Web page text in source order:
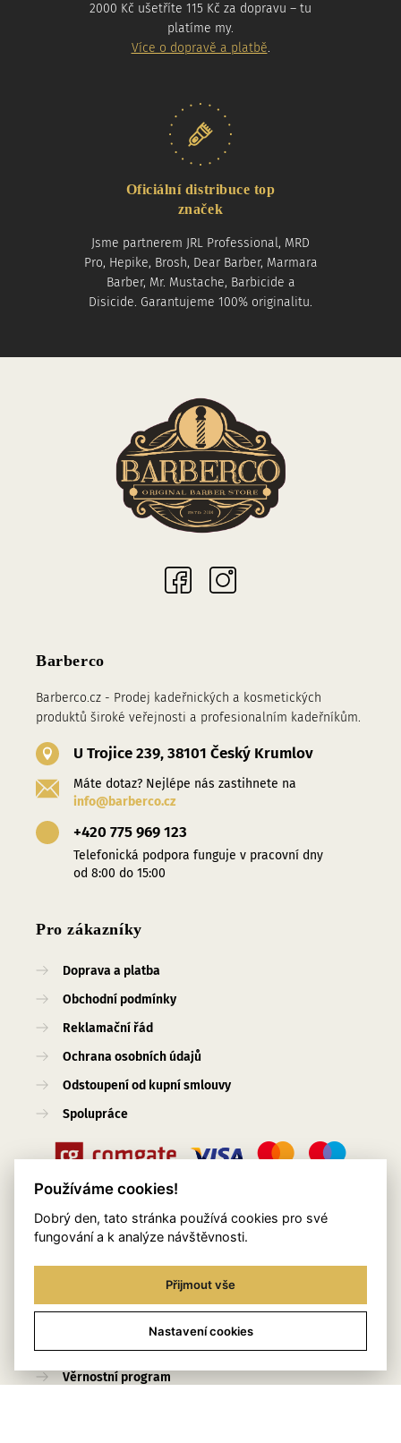
2000 Kč ušetříte 115 Kč za dopravu – tu
platíme my.
Více o dopravě a platbě.
Oficiální distribuce top
značek
Jsme partnerem JRL Professional, MRD
Pro, Hepike, Brosh, Dear Barber, Marmara
Barber, Mr. Mustache, Barbicide a
Disicide. Garantujeme 100% originalitu.
Barberco
Barberco.cz - Prodej kadeřnických a kosmetických
produktů široké veřejnosti a profesionalním kadeřníkům.
U Trojice 239, 38101 Český Krumlov
Máte dotaz? Nejlépe nás zastihnete na
info@barberco.cz
+420 775 969 123
Telefonická podpora funguje v pracovní dny
od 8:00 do 15:00
Pro zákazníky
Doprava a platba
Obchodní podmínky
Reklamační řád
Ochrana osobních údajů
Odstoupení od kupní smlouvy
Spolupráce
Užitečné odkazy
O nás
Kontakty
Věrnostní program
Používáme cookies!
Dobrý den, tato stránka používá cookies pro své
fungování a k analýze návštěvnosti.
Přijmout vše
Nastavení cookies